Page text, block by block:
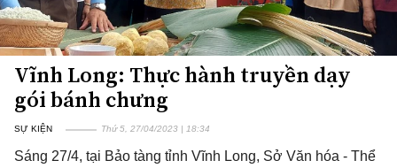
Vĩnh Long: Thực hành truyền dạy
gói bánh chưng
SỰ KIỆN Thứ 5, 27/04/2023 | 18:34
Sáng 27/4, tại Bảo tàng tỉnh Vĩnh Long, Sở Văn hóa - Thể